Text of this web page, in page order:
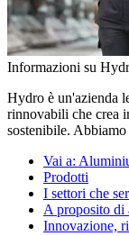
Informazioni su
Hydro è un'azienda
rinnovabili che crea
sostenibile.
Vai a:
Prodotti
I settori che
A proposito di
Innovazione,